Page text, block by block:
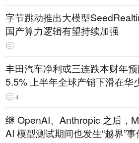
字节跳动推出大模型
国产算力逻辑有望持续加强
丰田汽车净利或三连跌本财年预
5.5% 上半年全球产销下滑在华
14.3万辆
4
继 OpenAI、Anthropic 之后，
AI 模型测试期间也发生“越界”事